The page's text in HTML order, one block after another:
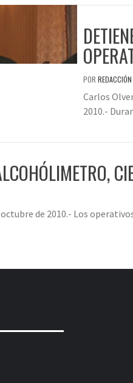
POR REDACCIÓN
Carlos
2010.-
de 2010.- Los